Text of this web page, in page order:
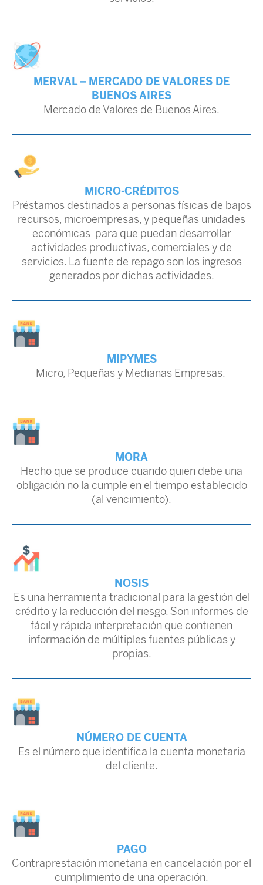
MERVAL – MERCADO DE VALORES DE
BUENOS AIRES
Mercado de Valores de Buenos Aires.
MICRO-CRÉDITOS
Préstamos destinados a personas físicas de bajos
recursos, microempresas, y pequeñas unidades
económicas para que puedan desarrollar
actividades productivas, comerciales y de
servicios. La fuente de repago son los ingresos
generados por dichas actividades.
MIPYMES
Micro, Pequeñas y Medianas Empresas.
MORA
Hecho que se produce cuando quien debe una
obligación no la cumple en el tiempo establecido
(al vencimiento).
NOSIS
Es una herramienta tradicional para la gestión del
crédito y la reducción del riesgo. Son informes de
fácil y rápida interpretación que contienen
información de múltiples fuentes públicas y
propias.
NÚMERO DE CUENTA
Es el número que identifica la cuenta monetaria
del cliente.
PAGO
Contraprestación monetaria en cancelación por el
cumplimiento de una operación.